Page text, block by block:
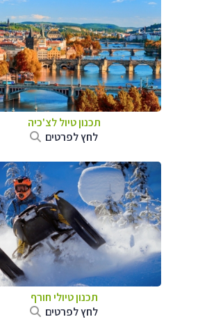
תכנון טיול לצ'כיה
לחץ לפרטים
תכנון טיולי חורף
לחץ לפרטים